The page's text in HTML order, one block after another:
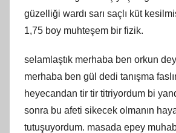
güzelliği wardı sarı saçlı küt
1,75 boy muhteşem bir fizik.
selamlaştık merhaba ben orkun
merhaba ben gül dedi tanışma
heyecandan tir tir titriyordum bi
sonra bu afeti sikecek olmanın
tutuşuyordum. masada epey